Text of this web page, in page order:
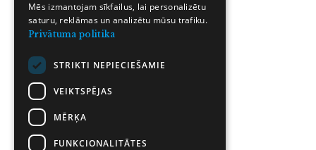
Mēs izmantojam sīkfailus, lai personalizētu
saturu, reklāmas un analizētu mūsu trafiku.
Privātuma politika
STRIKTI NEPIECIEŠAMIE
VEIKTSPĒJAS
MĒRĶA
FUNKCIONALITĀTES